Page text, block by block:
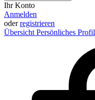
Ihr Konto
Anmelden
oderregistrieren
Übersicht Persönliches Profil